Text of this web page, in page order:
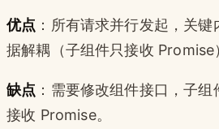
优点 ：所有请求并行发起，关
据解耦（子组件只接收 Promise
缺点 ：需要修改组件接口，子
接收 Promise。